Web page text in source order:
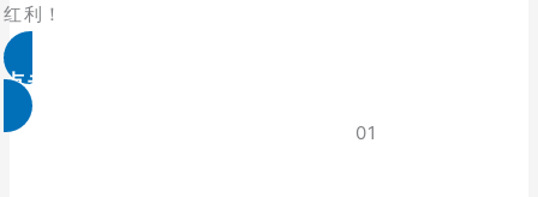
红利！
点击免费领取
01